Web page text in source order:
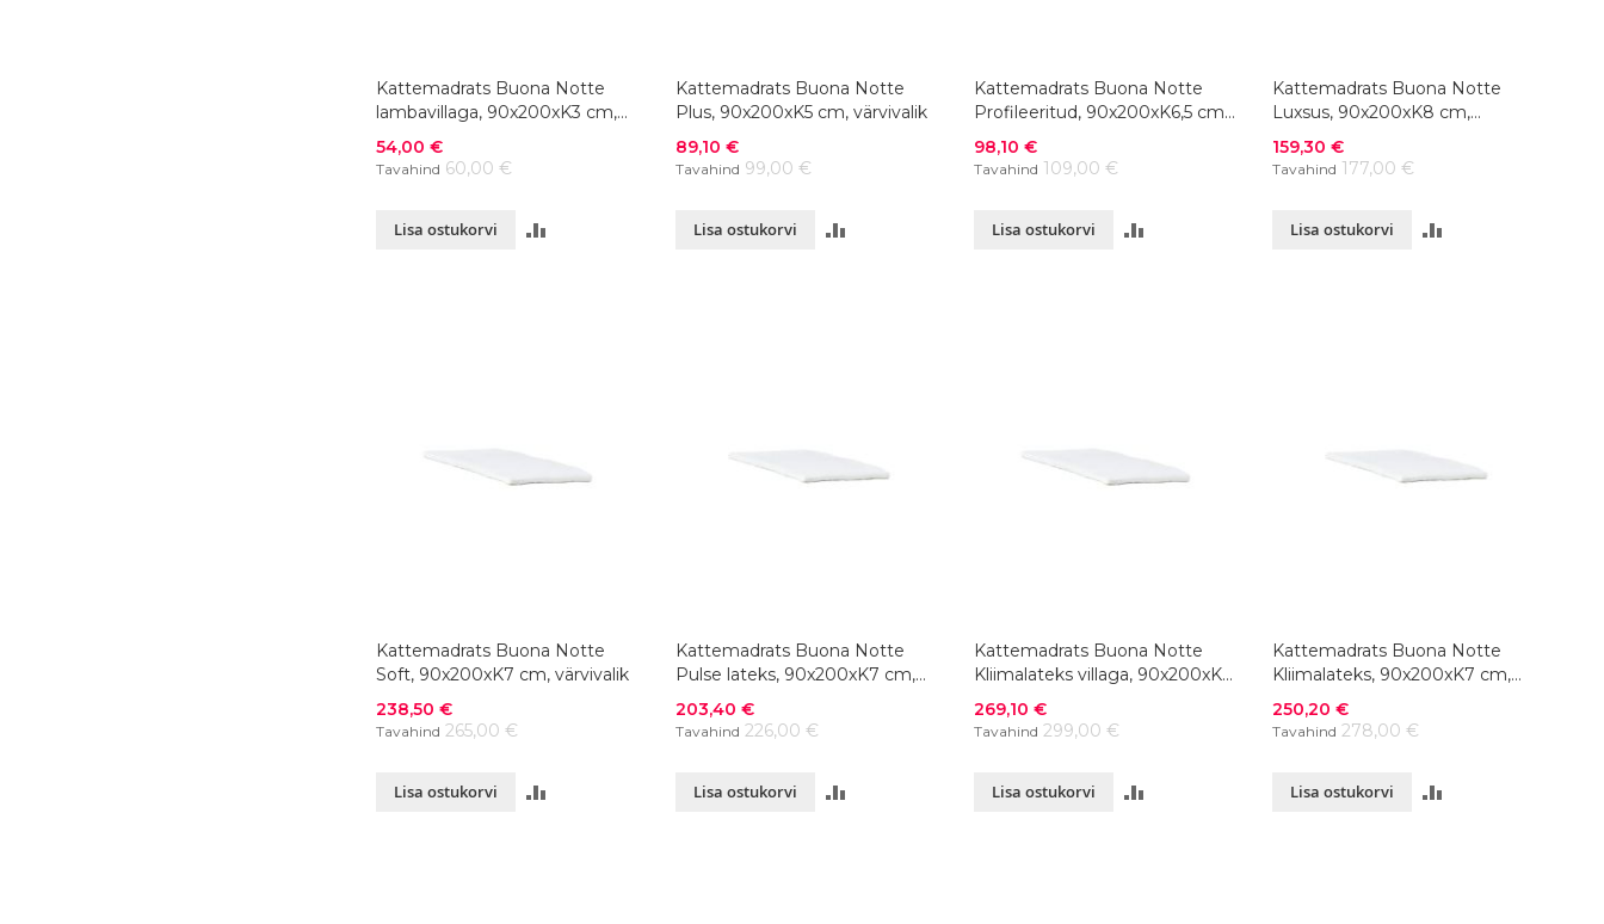
Kattemadrats Buona Notte
lambavillaga, 90x200xK3 cm,
värvivalik
Soodushind
54,00 €
Tavahind 60,00 €
Lisa ostukorvi
Kattemadrats Buona Notte
Plus, 90x200xK5 cm, värvivalik
Soodushind
89,10 €
Tavahind 99,00 €
Lisa ostukorvi
Kattemadrats Buona Notte
Profileeritud, 90x200xK6,5 cm,
värvivalik
Soodushind
98,10 €
Tavahind 109,00 €
Lisa ostukorvi
Kattemadrats Buona Notte
Luxsus, 90x200xK8 cm,
värvivalik
Soodushind
159,30 €
Tavahind 177,00 €
Lisa ostukorvi
Kattemadrats Buona Notte
Soft, 90x200xK7 cm, värvivalik
Soodushind
238,50 €
Tavahind 265,00 €
Lisa ostukorvi
Kattemadrats Buona Notte
Pulse lateks, 90x200xK7 cm,
värvivalik
Soodushind
203,40 €
Tavahind 226,00 €
Lisa ostukorvi
Kattemadrats Buona Notte
Kliimalateks villaga, 90x200xK9
cm, värvivalik
Soodushind
269,10 €
Tavahind 299,00 €
Lisa ostukorvi
Kattemadrats Buona Notte
Kliimalateks, 90x200xK7 cm,
värvivalik
Soodushind
250,20 €
Tavahind 278,00 €
Lisa ostukorvi